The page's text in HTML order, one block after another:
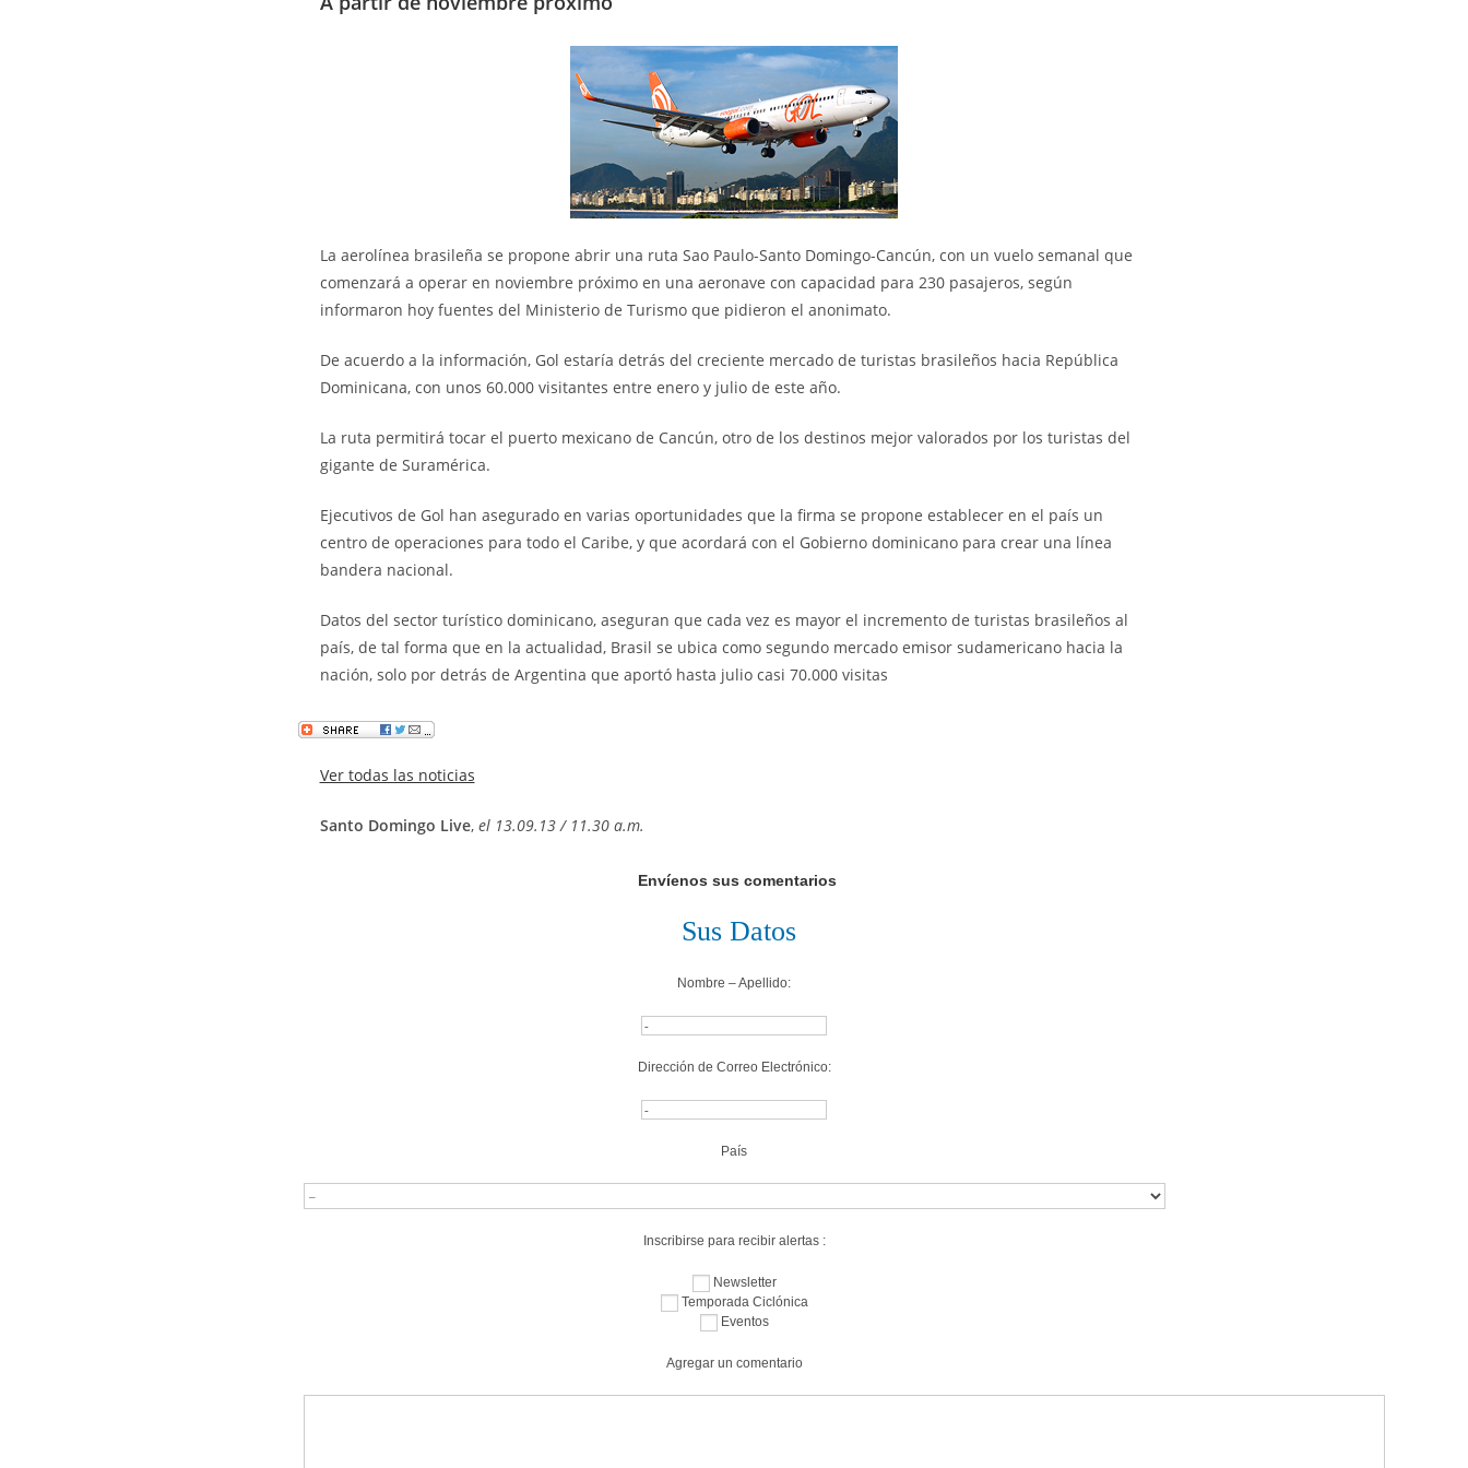
La aerolínea brasileña se propone abrir una ruta Sao Paulo-Santo Domingo-Cancún, con un vuelo semanal que
comenzará a operar en noviembre próximo en una aeronave con capacidad para 230 pasajeros, según
informaron hoy fuentes del Ministerio de Turismo que pidieron el anonimato.
De acuerdo a la información, Gol estaría detrás del creciente mercado de turistas brasileños hacia República
Dominicana, con unos 60.000 visitantes entre enero y julio de este año.
La ruta permitirá tocar el puerto mexicano de Cancún, otro de los destinos mejor valorados por los turistas del
gigante de Suramérica.
Ejecutivos de Gol han asegurado en varias oportunidades que la firma se propone establecer en el país un
centro de operaciones para todo el Caribe, y que acordará con el Gobierno dominicano para crear una línea
bandera nacional.
Datos del sector turístico dominicano, aseguran que cada vez es mayor el incremento de turistas brasileños al
país, de tal forma que en la actualidad, Brasil se ubica como segundo mercado emisor sudamericano hacia la
nación, solo por detrás de Argentina que aportó hasta julio casi 70.000 visitas
Ver todas las noticias
Santo Domingo Live,el 13.09.13 / 11.30 a.m.
Envíenos sus comentarios
Sus Datos
Nombre – Apellido:
Dirección de Correo Electrónico:
País
Inscribirse para recibir alertas :
Newsletter
Temporada Ciclónica
Eventos
Agregar un comentario